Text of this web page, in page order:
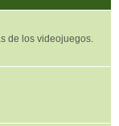
de los videojuegos.